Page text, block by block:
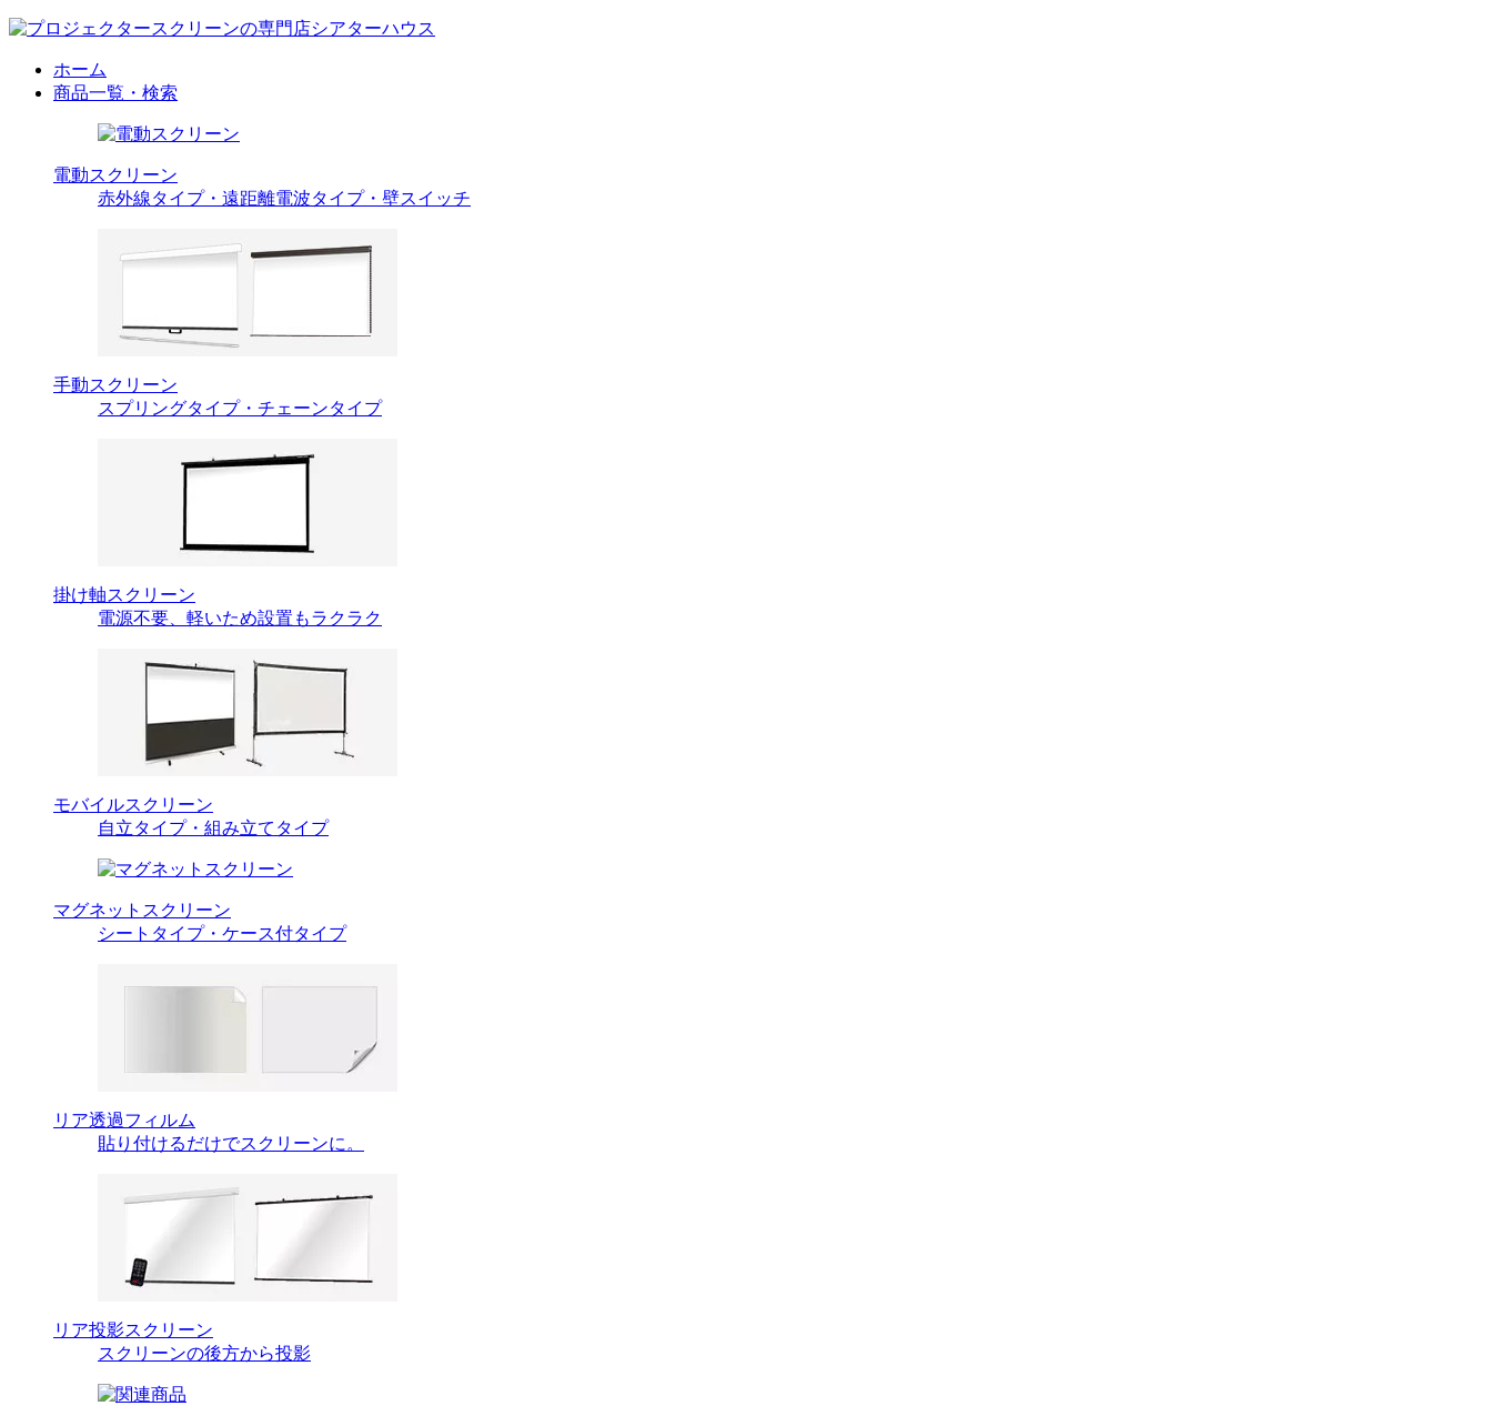
ホーム
商品一覧・検索
電動スクリーン
赤外線タイプ・遠距離電波タイプ・壁スイッチ
手動スクリーン
スプリングタイプ・チェーンタイプ
掛け軸スクリーン
電源不要、軽いため設置もラクラク
モバイルスクリーン
自立タイプ・組み立てタイプ
マグネットスクリーン
シートタイプ・ケース付タイプ
リア透過フィルム
貼り付けるだけでスクリーンに。
リア投影スクリーン
スクリーンの後方から投影